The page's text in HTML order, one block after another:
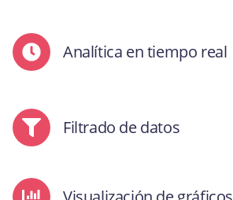
Analítica en tiempo real
Filtrado de datos